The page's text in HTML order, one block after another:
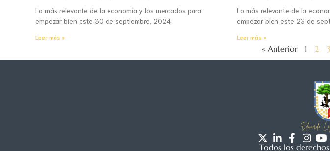
Lo más relevante de la economía y los mercados para
empezar bien este 30 de septiembre, 2024
Leer más »
Lo más relevante de la
empezar bien este 23 de
Leer más »
« Anterior 1 2 3
Todos los